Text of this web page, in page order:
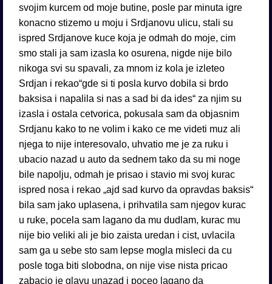
svojim kurcem od moje butine, posle par minuta igre
konacno stizemo u moju i Srdjanovu ulicu, stali su
ispred Srdjanove kuce koja je odmah do moje, cim
smo stali ja sam izasla ko osurena, nigde nije bilo
nikoga svi su spavali, za mnom iz kola je izleteo
Srdjan i rekao“gde si ti posla kurvo dobila si brdo
baksisa i napalila si nas a sad bi da ides“ za njim su
izasla i ostala cetvorica, pokusala sam da objasnim
Srdjanu kako to ne volim i kako ce me videti muz ali
njega to nije interesovalo, uhvatio me je za ruku i
ubacio nazad u auto da sednem tako da su mi noge
bile napolju, odmah je prisao i stavio mi svoj kurac
ispred nosa i rekao „ajd sad kurvo da opravdas baksis“
bila sam jako uplasena, i prihvatila sam njegov kurac
u ruke, pocela sam lagano da mu dudlam, kurac mu
nije bio veliki ali je bio zaista uredan i cist, uvlacila
sam ga u sebe sto sam lepse mogla misleci da cu
posle toga biti slobodna, on nije vise nista pricao
zabacio je glavu unazad i poceo lagano da